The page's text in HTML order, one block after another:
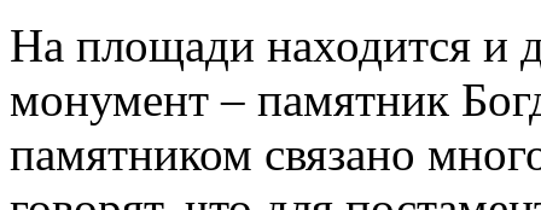
На площади находится и
монумент – памятник
памятником связано